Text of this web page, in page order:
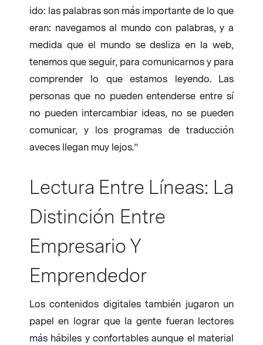
ido: las palabras son más importante de lo que
eran: navegamos al mundo con palabras, y a
medida que el mundo se desliza en la web,
tenemos que seguir, para comunicarnos y para
comprender lo que estamos leyendo. Las
personas que no pueden entenderse entre sí
no pueden intercambiar ideas, no se pueden
comunicar, y los programas de traducción
aveces llegan muy lejos.”
Lectura Entre Líneas: La
Distinción Entre
Empresario Y
Emprendedor
Los contenidos digitales también jugaron un
papel en lograr que la gente fueran lectores
más hábiles y confortables aunque el material